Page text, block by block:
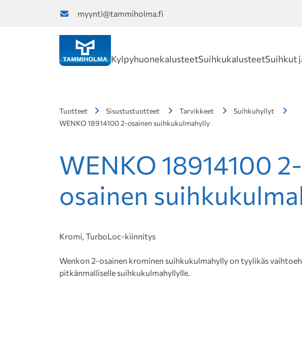
myynti@tammiholma.fi
KylpyhuonekalusteetSuihkukalusteetSuihkut
Tuotteet Sisustustuotteet Tarvikkeet
Suihkuhyllyt
WENKO 18914100 2-osainen suihkukulmahylly
WENKO 18914100 2-
osainen
Kromi, TurboLoc-kiinnitys
Wenkon 2-osainen krominen suihkukulmahylly on tyylikäs
pitkänmalliselle suihkukulmahyllylle.